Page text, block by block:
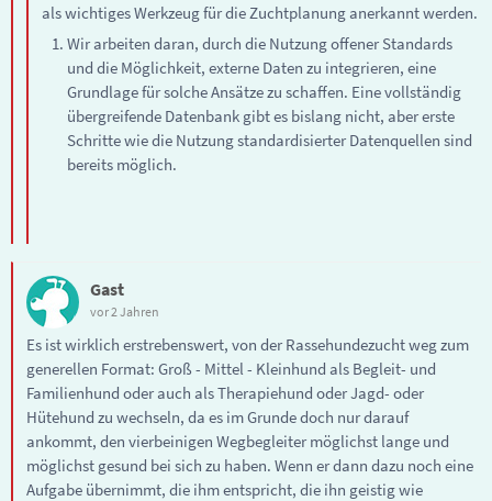
als wichtiges Werkzeug für die Zuchtplanung anerkannt werden.
Wir arbeiten daran, durch die Nutzung offener Standards
und die Möglichkeit, externe Daten zu integrieren, eine
Grundlage für solche Ansätze zu schaffen. Eine vollständig
übergreifende Datenbank gibt es bislang nicht, aber erste
Schritte wie die Nutzung standardisierter Datenquellen sind
bereits möglich.
Gast
vor 2 Jahren
Es ist wirklich erstrebenswert, von der Rassehundezucht weg zum
generellen Format: Groß - Mittel - Kleinhund als Begleit- und
Familienhund oder auch als Therapiehund oder Jagd- oder
Hütehund zu wechseln, da es im Grunde doch nur darauf
ankommt, den vierbeinigen Wegbegleiter möglichst lange und
möglichst gesund bei sich zu haben. Wenn er dann dazu noch eine
Aufgabe übernimmt, die ihm entspricht, die ihn geistig wie